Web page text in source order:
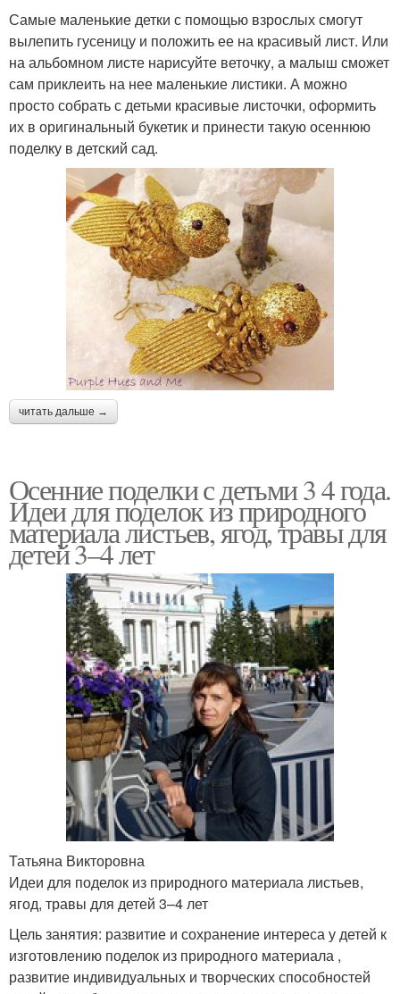
Самые маленькие детки с помощью взрослых смогут
вылепить гусеницу и положить ее на красивый лист. Или
на альбомном листе нарисуйте веточку, а малыш сможет
сам приклеить на нее маленькие листики. А можно
просто собрать с детьми красивые листочки, оформить
их в оригинальный букетик и принести такую осеннюю
поделку в детский сад.
читать дальше →
Осенние поделки с детьми 3 4 года.
Идеи для поделок из природного
материала листьев, ягод, травы для
детей 3–4 лет
Татьяна Викторовна
Идеи для поделок из природного материала листьев,
ягод, травы для детей 3–4 лет
Цель занятия: развитие и сохранение интереса у детей к
изготовлению поделок из природного материала ,
развитие индивидуальных и творческих способностей